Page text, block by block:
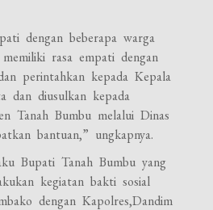
dengan beberapa warga
rasa empati dengan
perintahkan kepada Kepala
dan diusulkan kepada
Tanah Bumbu melalui Dinas
bantuan,” ungkapnya.
Bupati Tanah Bumbu yang
kegiatan bakti sosial
dengan Kapolres,Dandim